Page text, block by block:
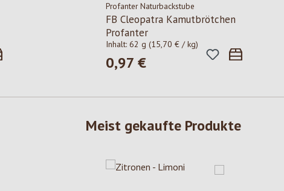
Profanter Naturbackstube
FB Cleopatra Kamutbrötchen
Profanter
Inhalt: 62 g (15,70 € / kg)
Regulärer Preis:
0,97 €
Meist gekaufte Produkte